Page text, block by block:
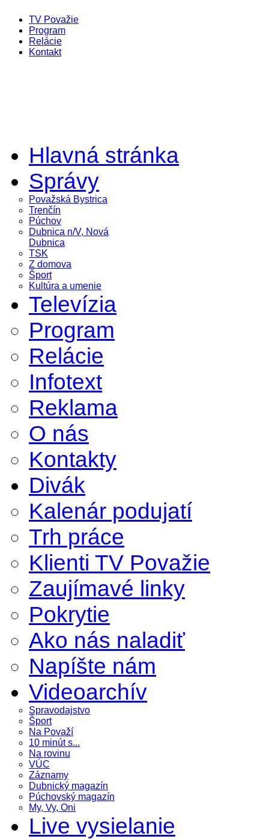
TV Považie
Program
Relácie
Kontakt
Hlavná stránka
Správy
Považská Bystrica
Trenčín
Púchov
Dubnica n/V, Nová
Dubnica
TSK
Z domova
Šport
Kultúra a umenie
Televízia
Program
Relácie
Infotext
Reklama
O nás
Kontakty
Divák
Kalenár podujatí
Trh práce
Klienti TV Považie
Zaujímavé linky
Pokrytie
Ako nás naladiť
Napíšte nám
Videoarchív
Spravodajstvo
Šport
Na Považí
10 minút s...
Na rovinu
VÚC
Záznamy
Dubnický magazín
Púchovský magazín
My, Vy, Oni
Live vysielanie